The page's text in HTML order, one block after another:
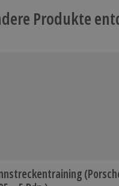
Produkte